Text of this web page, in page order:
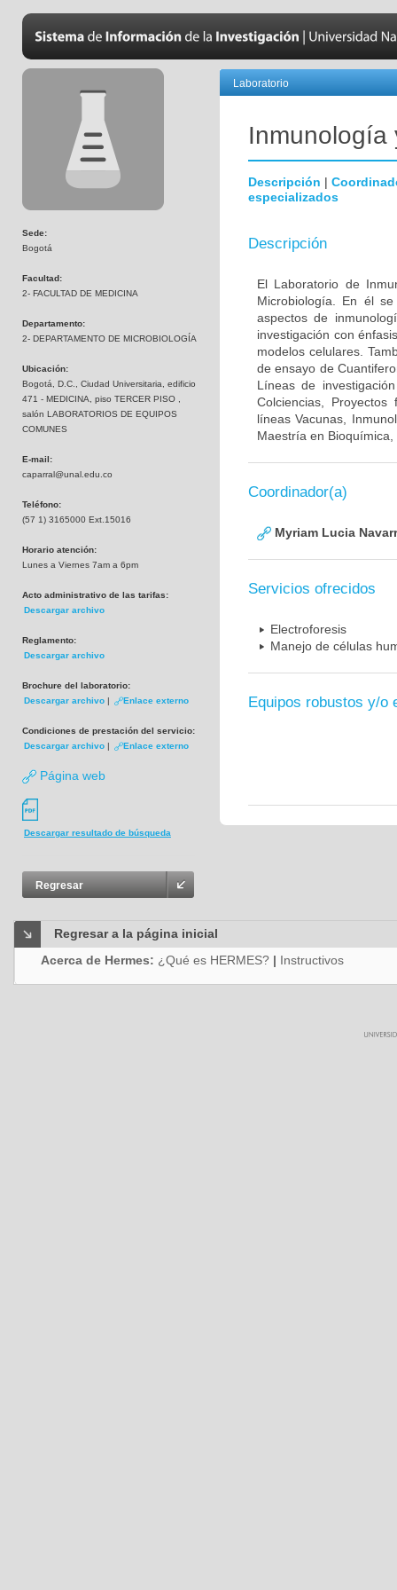
Sede:
Bogotá
Facultad:
2- FACULTAD DE MEDICINA
Departamento:
2- DEPARTAMENTO DE MICROBIOLOGÍA
Ubicación:
Bogotá, D.C., Ciudad Universitaria, edificio
471 - MEDICINA, piso TERCER PISO ,
salón LABORATORIOS DE EQUIPOS
COMUNES
E-mail:
caparral@unal.edu.co
Teléfono:
(57 1) 3165000 Ext.15016
Horario atención:
Lunes a Viernes 7am a 6pm
Acto administrativo de las tarifas:
Descargar archivo
Reglamento:
Descargar archivo
Brochure del laboratorio:
Descargar archivo | Enlace externo
Condiciones de prestación del servicio:
Descargar archivo | Enlace externo
Página web
Descargar resultado de búsqueda
Regresar
Laboratorio
Inmunología
Descripción |
especializados
Descripción
El Laboratorio de
Microbiología. En él
aspectos de
investigación con
modelos celulares.
de ensayo de
Líneas de
Colciencias,
líneas Vacunas,
Maestría en
Coordinador(a)
Myriam Lucia
Servicios ofrecidos
Electroforesis
Manejo de células
Equipos robustos y/o
Regresar a la página inicial
Acerca de Hermes: ¿Qué es HERMES? | Instructivos